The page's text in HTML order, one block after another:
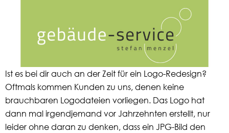
Ist es bei dir auch an der Zeit für ein Logo-Redesign?
Oftmals kommen Kunden zu uns, denen keine
brauchbaren Logodateien vorliegen. Das Logo hat
dann mal irgendjemand vor Jahrzehnten erstellt, nur
leider ohne daran zu denken, dass ein JPG-Bild den